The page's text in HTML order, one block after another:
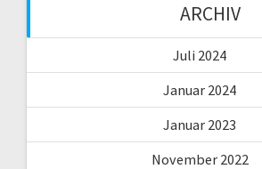
ARCHIV
Juli 2024
Januar 2024
Januar 2023
November 2022